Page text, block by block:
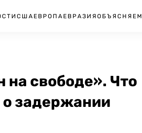
США ЕВРОПА ЕВРАЗИЯ ОБЪЯСНЯЕМ
свободе». Что
о задержании